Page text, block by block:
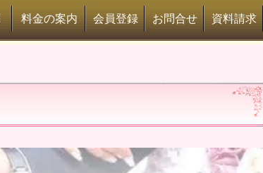
料金の案内 会員登録 お問合せ 資料請求